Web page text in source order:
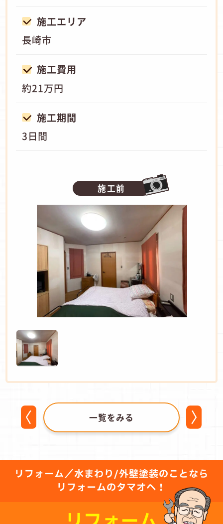
施工エリア
長崎市
施工費用
約21万円
施工期間
3日間
施工前
一覧をみる
リフォーム／水まわり/外壁塗装のことなら
リフォームのタマオへ！